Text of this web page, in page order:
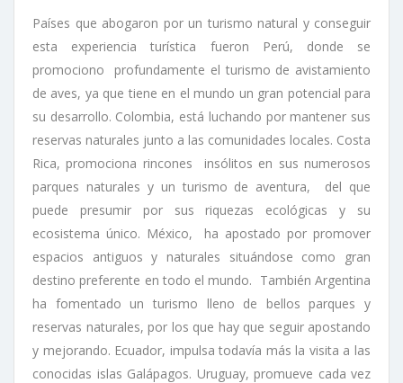
Países que abogaron por un turismo natural y conseguir
esta experiencia turística fueron Perú, donde se
promociono profundamente el turismo de avistamiento
de aves, ya que tiene en el mundo un gran potencial para
su desarrollo. Colombia, está luchando por mantener sus
reservas naturales junto a las comunidades locales. Costa
Rica, promociona rincones insólitos en sus numerosos
parques naturales y un turismo de aventura, del que
puede presumir por sus riquezas ecológicas y su
ecosistema único. México, ha apostado por promover
espacios antiguos y naturales situándose como gran
destino preferente en todo el mundo. También Argentina
ha fomentado un turismo lleno de bellos parques y
reservas naturales, por los que hay que seguir apostando
y mejorando. Ecuador, impulsa todavía más la visita a las
conocidas islas Galápagos. Uruguay, promueve cada vez